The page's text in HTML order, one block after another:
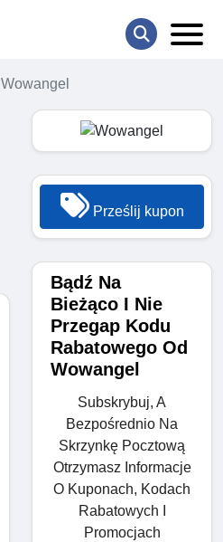
Wowangel
Prześlij kupon
Bądź Na
Bieżąco I Nie
Przegap Kodu
Rabatowego Od
Wowangel
Subskrybuj, A
Bezpośrednio Na
Skrzynkę Pocztową
Otrzymasz Informacje
O Kuponach, Kodach
Rabatowych I
Promocjach